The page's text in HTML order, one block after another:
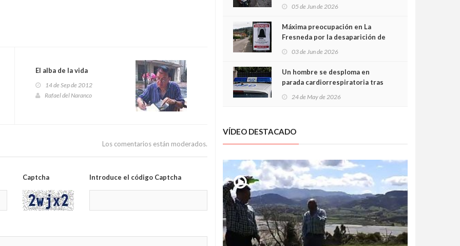
El alba de la vida
14 de Sep de 2012
Rafael del Naranco
Los comentarios están moderados.
Captcha Introduce el código Captcha
05 de Jun de 2026
Máxima preocupación en La
Fresneda por la desaparición de
03 de Jun de 2026
Un hombre se desploma en
parada cardiorrespiratoria tras
24 de May de 2026
VÍDEO DESTACADO